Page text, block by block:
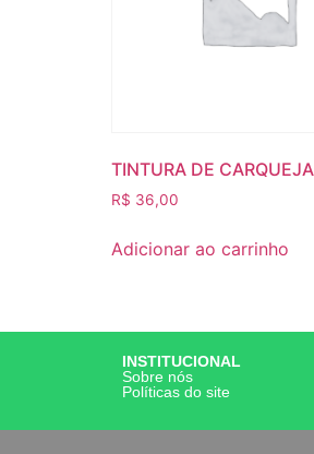
TINTURA DE
R$ 36,00
Adicionar ao carrinho
INSTITUCIONAL
Sobre nós
Políticas do site